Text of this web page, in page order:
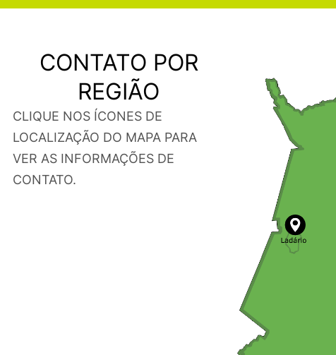
CONTATO POR
REGIÃO
CLIQUE NOS ÍCONES DE
LOCALIZAÇÃO DO MAPA PARA
VER AS INFORMAÇÕES DE
CONTATO.